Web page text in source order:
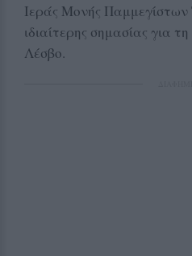
Ιεράς Μονής
ιδιαίτερης σημασίας για
Λέσβο.